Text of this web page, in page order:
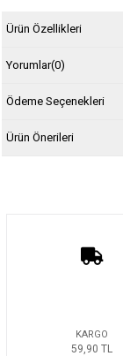
Ürün Özellikleri
Yorumlar(0)
Ödeme Seçenekleri
Ürün Önerileri
KARGO
59,90 TL